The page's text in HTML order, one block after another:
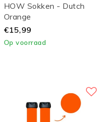
HOW Sokken - Dutch
Orange
€15,99
Op voorraad